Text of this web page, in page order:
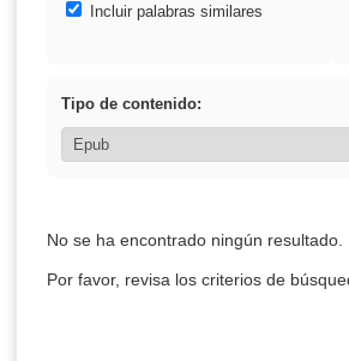
Incluir palabras similares
Tipo de contenido:
No se ha encontrado ningún resultado.
Por favor, revisa los criterios de